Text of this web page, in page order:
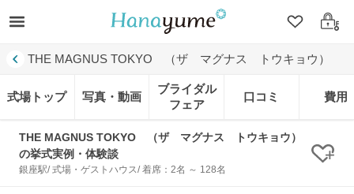
クリップ
ログ
THE MAGNUS TOKYO （ザ マグナス トウキョウ）
式場トップ 写真・動画
ブライダル
フェア
口コミ 費用
THE MAGNUS TOKYO （ザ マグナス トウキョウ）
の挙式実例・体験談
銀座駅/ 式場・ゲストハウス/ 着席：2名 ～ 128名 ク